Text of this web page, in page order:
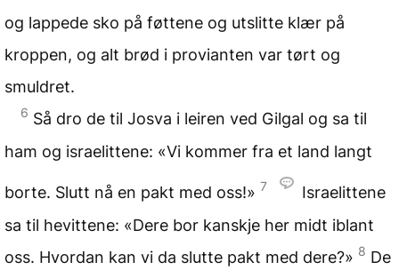
og lappede sko på føttene og utslitte klær på
kroppen, og alt brød i provianten var tørt og
smuldret.
6 Så dro de til Josva i leiren ved Gilgal og sa til
ham og israelittene: «Vi kommer fra et land langt
borte. Slutt nå en pakt med oss!» 7
Israelittene
sa til hevittene: «Dere bor kanskje her midt iblant
oss. Hvordan kan vi da slutte pakt med dere?» 8 De